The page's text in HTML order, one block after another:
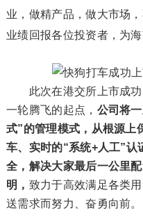
业，做精产品，做大市场
业绩回报各位投资者，为
此次在港交所上市成功
一轮腾飞的起点， 公司将
式”的管理模式，从根源上
车、实时的“系统+人工”认
全，解决大家最后一公里
明， 致力于高效满足各类
送需求而努力、奋勇向前。